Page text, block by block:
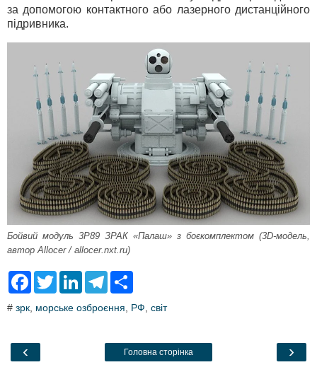
за допомогою контактного або лазерного дистанційного
підривника.
Бойвий модуль 3Р89 ЗРАК «Палаш» з боєкомплектом (3D-модель,
автор Allocer / allocer.nxt.ru)
F
e
o
T
t
L
k
T
e
a
r
# зрк морське озброєння РФ світ
‹ ›
Головна сторінка